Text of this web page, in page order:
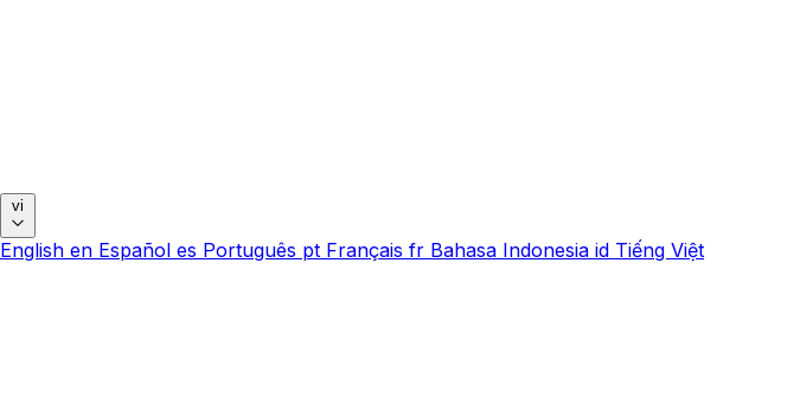
vi
English en Español es Português pt Français fr Bahasa Indonesia id Tiếng Việt